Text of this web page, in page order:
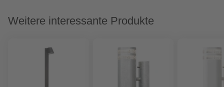
Weitere interessante Produkte